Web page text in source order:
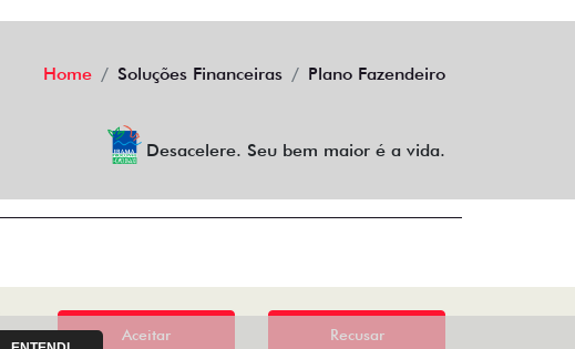
Home Soluções Financeiras Plano Fazendeiro
Desacelere. Seu bem maior é a vida.
Aceitar Recusar